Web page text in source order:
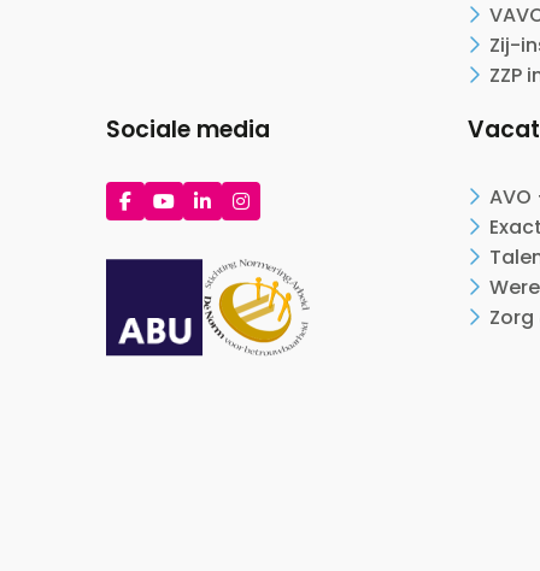
Sociale media
Ga
naar
Facebook
Ga
naar
YouTube
Ga
naar
LinkedIn
Ga
naar
Instagram
Zij-
ZZP
AVO
Exact
Zorg